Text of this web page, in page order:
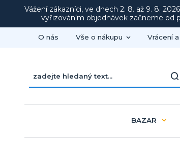
Vážení zákazníci, ve dnech 2. 8. až 9. 8.
vyřizováním objednávek začneme od
O nás Vše o nákupu Vrácení
BAZAR